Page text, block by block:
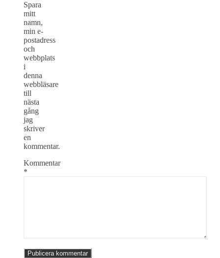
Spara
mitt
namn,
min e-
postadress
och
webbplats
i
denna
webbläsare
till
nästa
gång
jag
skriver
en
kommentar.
Kommentar
*